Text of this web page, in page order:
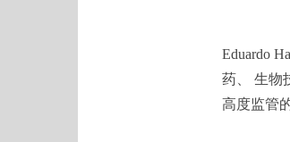
Eduardo
药、 生物
高度监管